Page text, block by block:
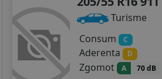
Turisme
Consum
C
Aderenta D
Zgomot A 70 dB